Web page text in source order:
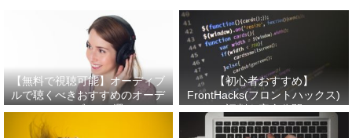
【無料で視聴可能】オーディブ
ルで聴くべきおすすめのオーデ
ィオブック3選
【初心者おすすめ】
FrontHacks(フロントハックス)
の評判を完全公開！